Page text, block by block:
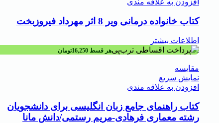
کتاب خانواده درمانی ویر 8 اثر مهرداد فیروزبخت
اطلاعات بیشتر
هر قسط 16,250تومان
مقايسه
نمایش سریع
افزودن به علاقه مندی
کتاب راهنمای جامع زبان انگلیسی برای دانشجویان
رشته معماری فرهادی-مریم رستمی/دانش مانا